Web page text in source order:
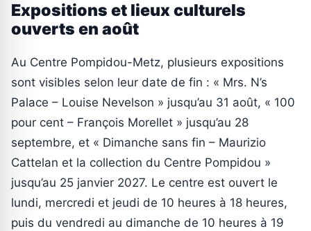
Expositions et lieux culturels
ouverts en août
Au Centre Pompidou-Metz, plusieurs expositions
sont visibles selon leur date de fin : « Mrs. N’s
Palace – Louise Nevelson » jusqu’au 31 août, « 100
pour cent – François Morellet » jusqu’au 28
septembre, et « Dimanche sans fin – Maurizio
Cattelan et la collection du Centre Pompidou »
jusqu’au 25 janvier 2027. Le centre est ouvert le
lundi, mercredi et jeudi de 10 heures à 18 heures,
puis du vendredi au dimanche de 10 heures à 19